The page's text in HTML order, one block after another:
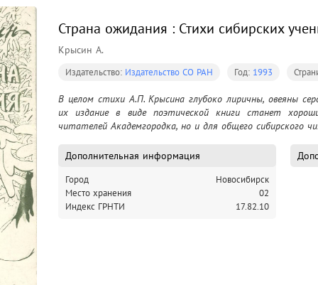
Страна ожидания : Стихи сибирских
Крысин А.
Издательство: Издательство СО РАН Год: 1993
В целом стихи А.П. Крысина глубоко лиричны, овеяны
их издание в виде поэтической книги станет
читателей Академгородка, но и для общего сибирского
Дополнительная информация
Город
Новосибирск
Место хранения
02
Индекс ГРНТИ
17.82.10